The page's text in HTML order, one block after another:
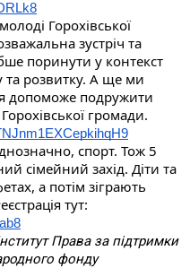
Горохівської
зустріч та
поринути у контекст
та розвитку. А ще ми
допоможе подружити
громади.
спорт. Тож 5
сімейний захід. Діти та
а потім зіграють
тут:
Права за підтримки
фонду